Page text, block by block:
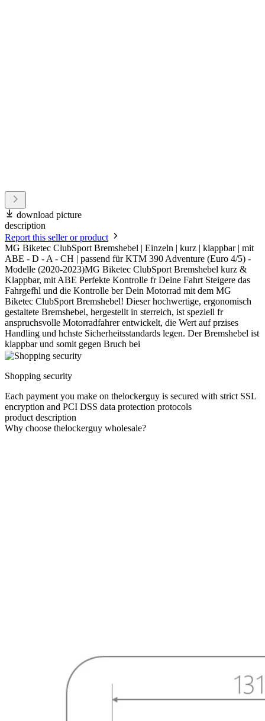
download picture
description
Report this seller or product
MG Biketec ClubSport Bremshebel | Einzeln | kurz | klappbar | mit
ABE - D - A - CH | passend für KTM 390 Adventure (Euro 4/5) -
Modelle (2020-2023)MG Biketec ClubSport Bremshebel kurz &
Klappbar, mit ABE Perfekte Kontrolle fr Deine Fahrt Steigere das
Fahrgefhl und die Kontrolle ber Dein Motorrad mit dem MG
Biketec ClubSport Bremshebel! Dieser hochwertige, ergonomisch
gestaltete Bremshebel, hergestellt in sterreich, ist speziell fr
anspruchsvolle Motorradfahrer entwickelt, die Wert auf przises
Handling und hchste Sicherheitsstandards legen. Der Bremshebel ist
klappbar und somit gegen Bruch bei
Shopping security
Each payment you make on thelockerguy is secured with strict SSL
encryption and PCI DSS data protection protocols
product description
Why choose thelockerguy wholesale?